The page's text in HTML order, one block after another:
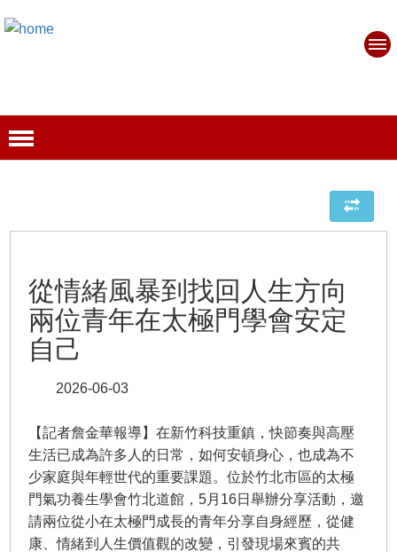
從情緒風暴到找回人生方向
兩位青年在太極門學會安定
自己
2026-06-03
【記者詹金華報導】在新竹科技重鎮，快節奏與高壓
生活已成為許多人的日常，如何安頓身心，也成為不
少家庭與年輕世代的重要課題。位於竹北市區的太極
門氣功養生學會竹北道館，5月16日舉辦分享活動，邀
請兩位從小在太極門成長的青年分享自身經歷，從健
康、情緒到人生價值觀的改變，引發現場來賓的共